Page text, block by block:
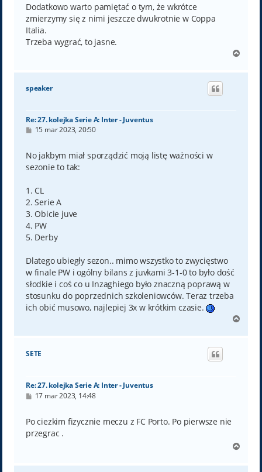
Dodatkowo warto pamiętać o tym, że wkrótce
zmierzymy się z nimi jeszcze dwukrotnie w Coppa
Italia.
Trzeba wygrać, to jasne.
g
speaker
Re: 27. kolejka Serie A: Inter - Juventus
P
t
15 mar 2023, 20:50
No jakbym miał sporządzić moją listę ważności w
sezonie to tak:
1. CL
2. Serie A
3. Obicie juve
4. PW
5. Derby
Dlatego ubiegły sezon.. mimo wszystko to zwycięstwo
w finale PW i ogólny bilans z juvkami 3-1-0 to było dość
słodkie i coś co u Inzaghiego było znaczną poprawą w
stosunku do poprzednich szkoleniowców. Teraz trzeba
ich obić musowo, najlepiej 3x w krótkim czasie.
g
SETE
Re: 27. kolejka Serie A: Inter - Juventus
P
t
17 mar 2023, 14:48
Po ciezkim fizycznie meczu z FC Porto. Po pierwsze nie
przegrac .
g